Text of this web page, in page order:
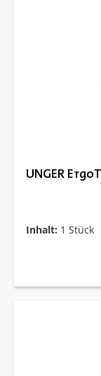
UNGER
Inhalt: 1 Stück